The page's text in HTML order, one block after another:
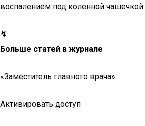
воспалением под коленной чашечкой.
↯
Больше статей в журнале
«Заместитель главного врача»
Активировать доступ